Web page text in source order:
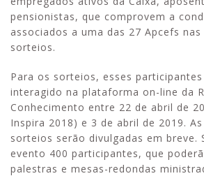
pensionistas, que comprovem a
associados a uma das 27 Apcefs
sorteios.
Para os sorteios, esses
interagido na plataforma on-line da
Conhecimento entre 22 de abril de
Inspira 2018) e 3 de abril de 2019.
sorteios serão divulgadas em breve.
evento 400 participantes, que
palestras e mesas-redondas